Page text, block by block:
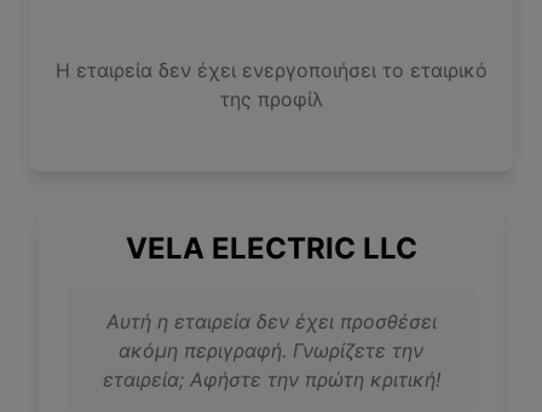
Η εταιρεία δεν έχει ενεργοποιήσει το εταιρικό
της προφίλ
VELA ELECTRIC LLC
Αυτή η εταιρεία δεν έχει προσθέσει
ακόμη περιγραφή. Γνωρίζετε την
εταιρεία; Αφήστε την πρώτη κριτική!